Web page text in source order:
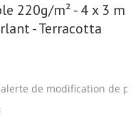
220g/m² - 4 x 3 m
- Terracotta
de modification de